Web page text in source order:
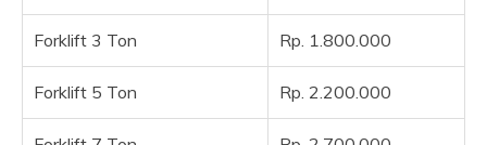
Forklift 3 Ton Rp. 1.800.000
Forklift 5 Ton Rp. 2.200.000